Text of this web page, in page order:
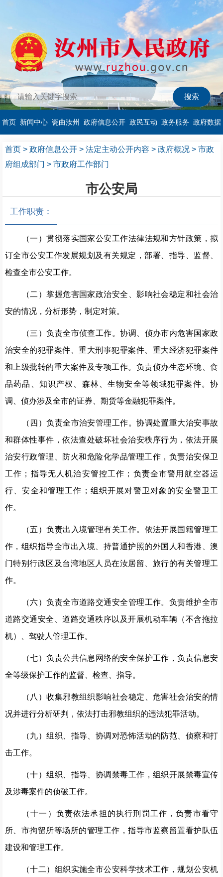
首页 新闻中心 瓷曲汝州 政府信息公开 政民互动 政务服务 政府数据
首页 > 政府信息公开 > 法定主动公开内容 > 政府概况 > 市政
府组成部门 > 市政府工作部门
市公安局
工作职责：
（一）贯彻落实国家公安工作法律法规和方针政策，拟
订全市公安工作发展规划及有关规定，部署、指导、监督、
检查全市公安工作。
（二）掌握危害国家政治安全、影响社会稳定和社会治
安的情况，分析形势，制定对策。
（三）负责全市侦查工作。协调、侦办市内危害国家政
治安全的犯罪案件、重大刑事犯罪案件、重大经济犯罪案件
和上级批转的重大案件及专项工作。 负责侦办生态环境、食
品药品、知识产权、森林、生物安全等领域犯罪案件。协
调、侦办涉及全市的证券、期货等金融犯罪案件。
（四）负责全市治安管理工作。协调处置重大治安事故
和群体性事件，依法查处破坏社会治安秩序行为，依法开展
治安行政管理、防火和危险化学品管理工作， 负责治安保卫
工作；指导无人机治安管控工作；负责全市警用航空器运
行、安全和管理工作；组织开展对警卫对象 的安全警卫工
作。
（五）负责出入境管理有关工作。依法开展国籍管理工
作 ， 组织指导全市出入境、持普通护照的外国人和香港、澳
门特别行政区及台湾地区人员在汝居留、旅行的有关管理工
作。
（六）负责全市道路交通安全管理工作。 负责维护全市
道路交通安全、道路交通秩序以及开展机动车辆（不含拖拉
机）、驾驶人管理工作。
（七）负责公共信息网络的安全保护工作，负责信息安
全等级保护工作的监督、检查、指导。
（ 八 ）收集邪教组织影响社会稳定、危害社会治安的情
况并进行分析研判，依法打击邪教组织的违法犯罪活动。
（九）组织、指导、协调对恐怖活动的防范、侦察和打
击工作。
（十）组织、指导、协调禁毒工作，组织开展禁毒宣传
及涉毒案件的侦破工作。
（十一 ） 负责依法承担的执行刑罚工作，负责市看守
所、 市拘留所等场所的管理工作，指导市监察留置看护队伍
建设和管理工作。
（十二 ）组织实施全市公安科学技术工作，规划公安机